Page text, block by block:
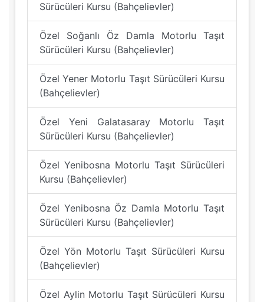
Sürücüleri Kursu (Bahçelievler)
Özel Soğanlı Öz Damla Motorlu Taşıt
Sürücüleri Kursu (Bahçelievler)
Özel Yener Motorlu Taşıt Sürücüleri Kursu
(Bahçelievler)
Özel Yeni Galatasaray Motorlu Taşıt
Sürücüleri Kursu (Bahçelievler)
Özel Yenibosna Motorlu Taşıt Sürücüleri
Kursu (Bahçelievler)
Özel Yenibosna Öz Damla Motorlu Taşıt
Sürücüleri Kursu (Bahçelievler)
Özel Yön Motorlu Taşıt Sürücüleri Kursu
(Bahçelievler)
Özel Aylin Motorlu Taşıt Sürücüleri Kursu